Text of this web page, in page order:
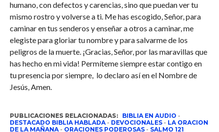
humano, con defectos y carencias, sino que puedan ver tu
mismo rostro y volverse a ti. Me has escogido, Señor, para
caminar en tus senderos y enseñar a otros a caminar, me
elegiste para gloriar tu nombre y para salvarme de los
peligros de la muerte. ¡Gracias, Señor, por las maravillas que
has hecho en mi vida! Permíteme siempre estar contigo en
tu presencia por siempre, lo declaro así en el Nombre de
Jesús, Amen.
PUBLICACIONES RELACIONADAS: BIBLIA EN AUDIO -
DESTACADO BIBLIA HABLADA- DEVOCIONALES- LA ORACION
DE LA MAÑANA- ORACIONES PODEROSAS- SALMO 121